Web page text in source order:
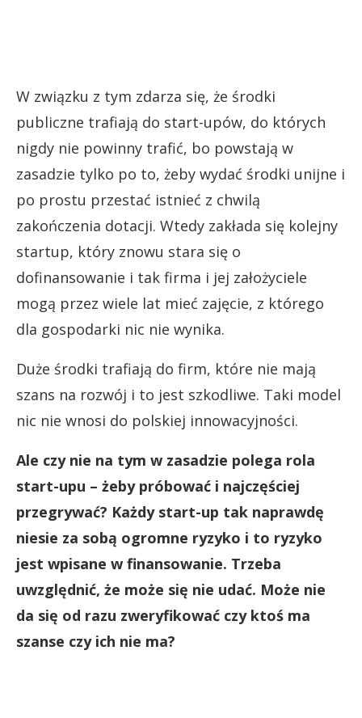
W związku z tym zdarza się, że środki
publiczne trafiają do start-upów, do których
nigdy nie powinny trafić, bo powstają w
zasadzie tylko po to, żeby wydać środki unijne i
po prostu przestać istnieć z chwilą
zakończenia dotacji. Wtedy zakłada się kolejny
startup, który znowu stara się o
dofinansowanie i tak firma i jej założyciele
mogą przez wiele lat mieć zajęcie, z którego
dla gospodarki nic nie wynika.
Duże środki trafiają do firm, które nie mają
szans na rozwój i to jest szkodliwe. Taki model
nic nie wnosi do polskiej innowacyjności.
Ale czy nie na tym w zasadzie polega rola
start-upu – żeby próbować i najczęściej
przegrywać? Każdy start-up tak naprawdę
niesie za sobą ogromne ryzyko i to ryzyko
jest wpisane w finansowanie. Trzeba
uwzględnić, że może się nie udać. Może nie
da się od razu zweryfikować czy ktoś ma
szanse czy ich nie ma?